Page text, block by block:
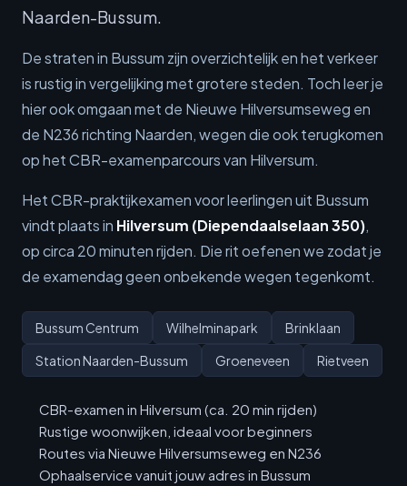
Naarden-Bussum.
De straten in Bussum zijn overzichtelijk en het verkeer
is rustig in vergelijking met grotere steden. Toch leer je
hier ook omgaan met de Nieuwe Hilversumseweg en
de N236 richting Naarden, wegen die ook terugkomen
op het CBR-examenparcours van Hilversum.
Het CBR-praktijkexamen voor leerlingen uit Bussum
vindt plaats in Hilversum (Diependaalselaan 350),
op circa 20 minuten rijden. Die rit oefenen we zodat je
de examendag geen onbekende wegen tegenkomt.
Bussum Centrum Wilhelminapark
Brinklaan
Station Naarden-Bussum
Groeneveen Rietveen
CBR-examen in Hilversum (ca. 20 min rijden)
Rustige woonwijken, ideaal voor beginners
Routes via Nieuwe Hilversumseweg en N236
Ophaalservice vanuit jouw adres in Bussum